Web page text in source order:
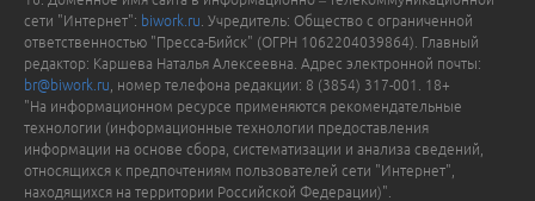
сети "Интернет": biwork.ru . Учредитель: Общество с ограниченной
ответственностью "Пресса-Бийск" (ОГРН 1062204039864). Главный
редактор: Каршева Наталья Алексеевна. Адрес электронной почты:
br@biwork.ru , номер телефона редакции: 8 (3854) 317-001. 18+
"На информационном ресурсе применяются рекомендательные
технологии (информационные технологии предоставления
информации на основе сбора, систематизации и анализа сведений,
относящихся к предпочтениям пользователей сети "Интернет",
находящихся на территории Российской Федерации)".